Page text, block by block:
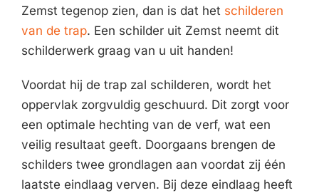
Zemst tegenop zien, dan is dat het schilderen
van de trap. Een schilder uit Zemst neemt dit
schilderwerk graag van u uit handen!
Voordat hij de trap zal schilderen, wordt het
oppervlak zorgvuldig geschuurd. Dit zorgt voor
een optimale hechting van de verf, wat een
veilig resultaat geeft. Doorgaans brengen de
schilders twee grondlagen aan voordat zij één
laatste eindlaag verven. Bij deze eindlaag heeft